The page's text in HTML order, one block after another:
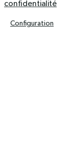
Mentions légales
confidentialité
Configuration